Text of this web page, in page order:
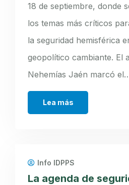
18 de septiembre, donde
los temas más críticos
la seguridad hemisférica
geopolítico cambiante. El
Nehemías Jaén marcó
Lea más
Info IDPPS
La agenda de